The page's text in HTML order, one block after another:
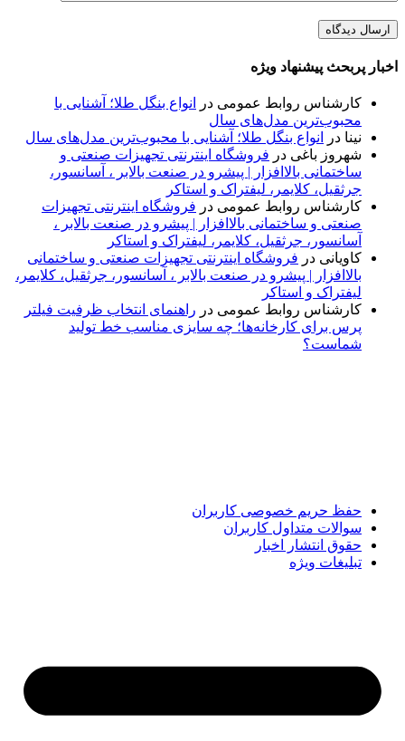
اخبار پربحث پیشنهاد ویژه
کارشناس روابط عمومی در
انواع بنگل طلا؛ آشنایی با
محبوب‌ترین مدل‌های سال
نینا در
انواع بنگل طلا؛ آشنایی با محبوب‌ترین مدل‌های سال
شهروز باغی در فروشگاه اینترنتی تجهیزات صنعتی و
ساختمانی بالاافزار | پیشرو در صنعت بالابر ، آسانسور،
جرثقیل، کلایمر، لیفتراک و استاکر
کارشناس روابط عمومی در فروشگاه اینترنتی تجهیزات
صنعتی و ساختمانی بالاافزار | پیشرو در صنعت بالابر ،
آسانسور، جرثقیل، کلایمر، لیفتراک و استاکر
کاویانی در فروشگاه اینترنتی تجهیزات صنعتی و ساختمانی
بالاافزار | پیشرو در صنعت بالابر ، آسانسور، جرثقیل، کلایمر،
لیفتراک و استاکر
کارشناس روابط عمومی در راهنمای انتخاب ظرفیت فیلتر
پرس برای کارخانه‌ها؛ چه سایزی مناسب خط تولید
شماست؟
حفظ حریم خصوصی کاربران
سوالات متداول کاربران
حقوق انتشار اخبار
تبلیغات ویژه